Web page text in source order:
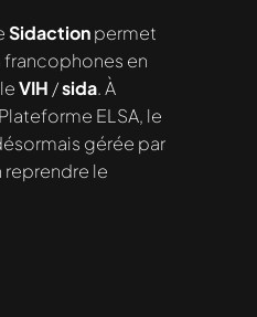
Sidactionpermet
en
leVIH /sida. À
ELSA, le
gérée par
reprendre le